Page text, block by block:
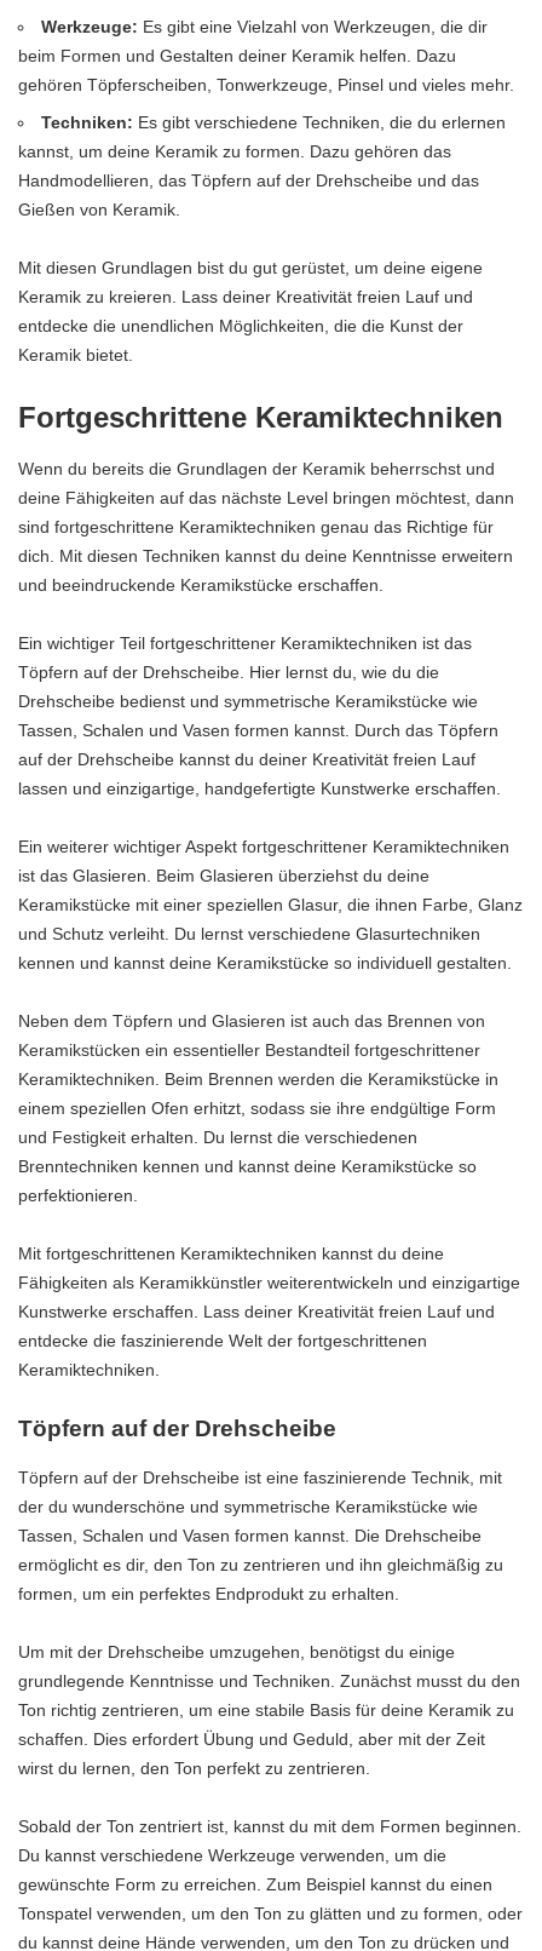
Werkzeuge: Es gibt eine Vielzahl von Werkzeugen, die dir
beim Formen und Gestalten deiner Keramik helfen. Dazu
gehören Töpferscheiben, Tonwerkzeuge, Pinsel und vieles mehr.
Techniken: Es gibt verschiedene Techniken, die du erlernen
kannst, um deine Keramik zu formen. Dazu gehören das
Handmodellieren, das Töpfern auf der Drehscheibe und das
Gießen von Keramik.
Mit diesen Grundlagen bist du gut gerüstet, um deine eigene
Keramik zu kreieren. Lass deiner Kreativität freien Lauf und
entdecke die unendlichen Möglichkeiten, die die Kunst der
Keramik bietet.
Fortgeschrittene Keramiktechniken
Wenn du bereits die Grundlagen der Keramik beherrschst und
deine Fähigkeiten auf das nächste Level bringen möchtest, dann
sind fortgeschrittene Keramiktechniken genau das Richtige für
dich. Mit diesen Techniken kannst du deine Kenntnisse erweitern
und beeindruckende Keramikstücke erschaffen.
Ein wichtiger Teil fortgeschrittener Keramiktechniken ist das
Töpfern auf der Drehscheibe. Hier lernst du, wie du die
Drehscheibe bedienst und symmetrische Keramikstücke wie
Tassen, Schalen und Vasen formen kannst. Durch das Töpfern
auf der Drehscheibe kannst du deiner Kreativität freien Lauf
lassen und einzigartige, handgefertigte Kunstwerke erschaffen.
Ein weiterer wichtiger Aspekt fortgeschrittener Keramiktechniken
ist das Glasieren. Beim Glasieren überziehst du deine
Keramikstücke mit einer speziellen Glasur, die ihnen Farbe, Glanz
und Schutz verleiht. Du lernst verschiedene Glasurtechniken
kennen und kannst deine Keramikstücke so individuell gestalten.
Neben dem Töpfern und Glasieren ist auch das Brennen von
Keramikstücken ein essentieller Bestandteil fortgeschrittener
Keramiktechniken. Beim Brennen werden die Keramikstücke in
einem speziellen Ofen erhitzt, sodass sie ihre endgültige Form
und Festigkeit erhalten. Du lernst die verschiedenen
Brenntechniken kennen und kannst deine Keramikstücke so
perfektionieren.
Mit fortgeschrittenen Keramiktechniken kannst du deine
Fähigkeiten als Keramikkünstler weiterentwickeln und einzigartige
Kunstwerke erschaffen. Lass deiner Kreativität freien Lauf und
entdecke die faszinierende Welt der fortgeschrittenen
Keramiktechniken.
Töpfern auf der Drehscheibe
Töpfern auf der Drehscheibe ist eine faszinierende Technik, mit
der du wunderschöne und symmetrische Keramikstücke wie
Tassen, Schalen und Vasen formen kannst. Die Drehscheibe
ermöglicht es dir, den Ton zu zentrieren und ihn gleichmäßig zu
formen, um ein perfektes Endprodukt zu erhalten.
Um mit der Drehscheibe umzugehen, benötigst du einige
grundlegende Kenntnisse und Techniken. Zunächst musst du den
Ton richtig zentrieren, um eine stabile Basis für deine Keramik zu
schaffen. Dies erfordert Übung und Geduld, aber mit der Zeit
wirst du lernen, den Ton perfekt zu zentrieren.
Sobald der Ton zentriert ist, kannst du mit dem Formen beginnen.
Du kannst verschiedene Werkzeuge verwenden, um die
gewünschte Form zu erreichen. Zum Beispiel kannst du einen
Tonspatel verwenden, um den Ton zu glätten und zu formen, oder
du kannst deine Hände verwenden, um den Ton zu drücken und